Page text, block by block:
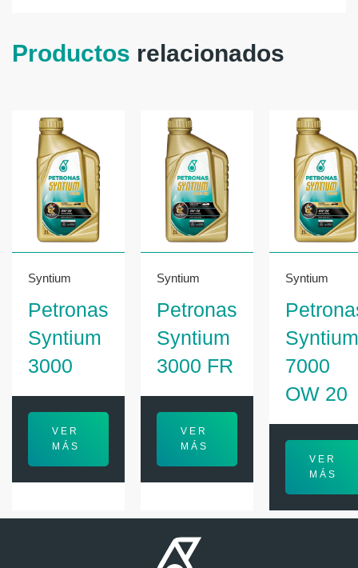
Productos relacionados
Syntium
Petronas
Syntium
3000
VER
MÁS
Syntium
Petronas
Syntium
3000 FR
VER
MÁS
Syntium
Syntium
7000
OW 20
VER
MÁS